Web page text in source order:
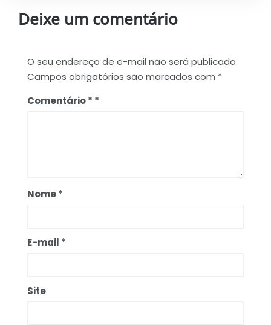
Deixe um comentário
O seu endereço de e-mail não será publicado.
Campos obrigatórios são marcados com *
Comentário*
Nome*
E-mail *
Site